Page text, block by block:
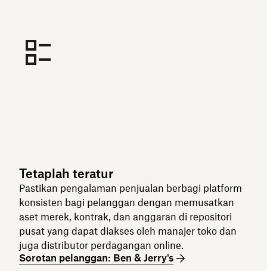
Tetaplah teratur
Pastikan pengalaman penjualan berbagi platform
konsisten bagi pelanggan dengan memusatkan
aset merek, kontrak, dan anggaran di repositori
pusat yang dapat diakses oleh manajer toko dan
juga distributor perdagangan online.
Sorotan pelanggan: Ben & Jerry's